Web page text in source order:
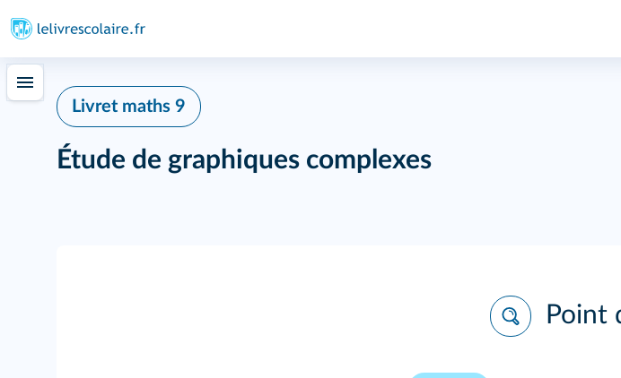
Livret maths 9
Étude de graphiques complexes
Point